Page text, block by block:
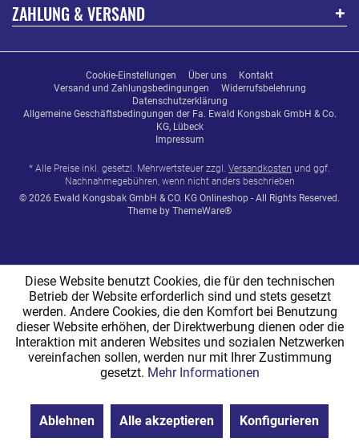
ZAHLUNG & VERSAND
Cookie-Einstellungen Über uns
Kontakt
Versand und Zahlungsbedingungen
Widerrufsbelehrung
Datenschutzerklärung
Allgemeine Geschäftsbedingungen der Fa. Ewald Kongsbak GmbH & Co.
KG, Lübeck
Impressum
* Alle Preise inkl. gesetzl. Mehrwertsteuer zzgl. Versandkosten und ggf.
Nachnahmegebühren, wenn nicht anders beschrieben
© 2026 Ewald Kongsbak GmbH & CO. KG Onlineshop - All Rights Reserved.
Theme by ThemeWare®
Diese Website benutzt Cookies, die für den technischen
Betrieb der Website erforderlich sind und stets gesetzt
werden. Andere Cookies, die den Komfort bei Benutzung
dieser Website erhöhen, der Direktwerbung dienen oder die
Interaktion mit anderen Websites und sozialen Netzwerken
vereinfachen sollen, werden nur mit Ihrer Zustimmung
gesetzt. Mehr Informationen
Ablehnen Alle akzeptieren Konfigurieren